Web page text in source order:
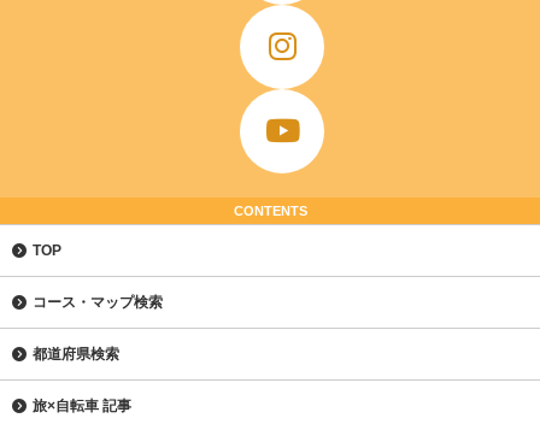
CONTENTS
TOP
コース・マップ検索
都道府県検索
旅×自転車 記事